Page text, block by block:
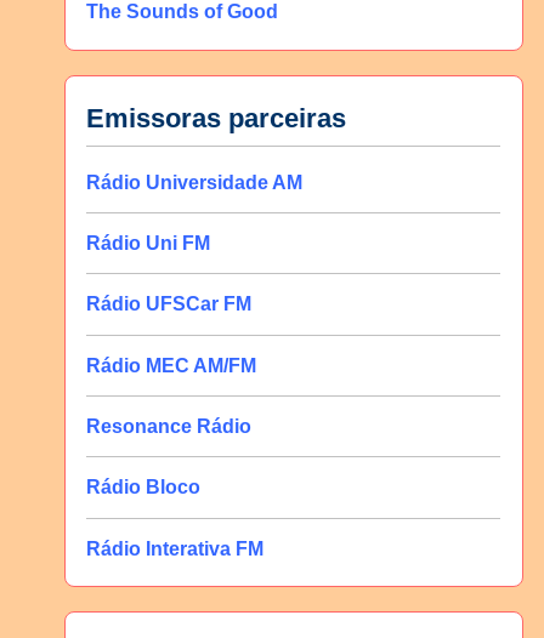
The Sounds of Good
Emissoras parceiras
Rádio Universidade AM
Rádio Uni FM
Rádio UFSCar FM
Rádio MEC AM/FM
Resonance Rádio
Rádio Bloco
Rádio Interativa FM